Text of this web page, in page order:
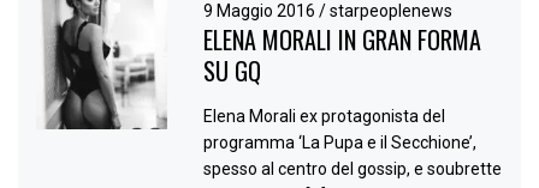
9 Maggio 2016/ starpeoplenews
ELENA MORALI IN GRAN FORMA
SU GQ
Elena Morali ex protagonista del
programma ‘La Pupa e il Secchione’,
spesso al centro del gossip, e soubrette